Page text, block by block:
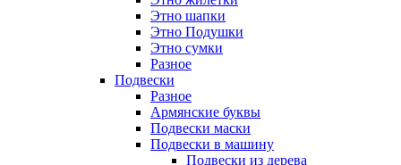
Этно шапки
Этно Подушки
Этно сумки
Разное
Подвески
Разное
Армянские буквы
Подвески маски
Подвески в машину
Подвески из дерева